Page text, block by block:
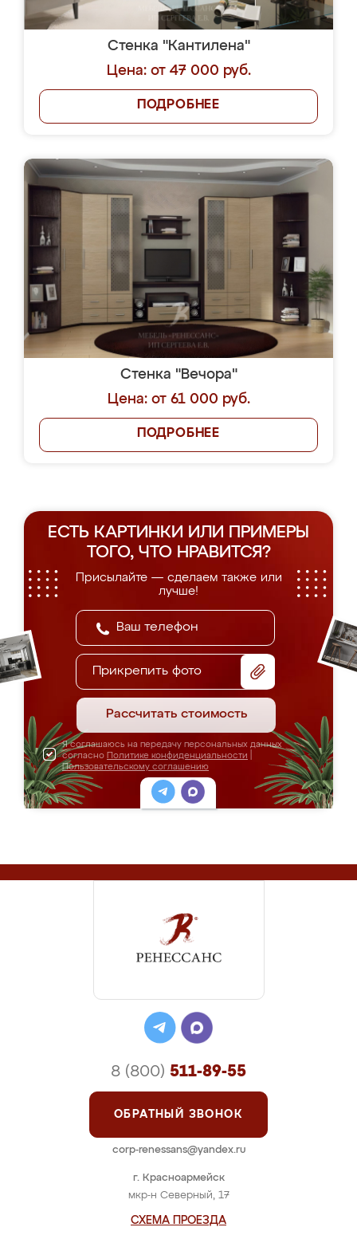
Стенка "Кантилена"
Цена: от 47 000 руб.
ПОДРОБНЕЕ
Стенка "Вечора"
Цена: от 61 000 руб.
ПОДРОБНЕЕ
ЕСТЬ КАРТИНКИ ИЛИ ПРИМЕРЫ
ТОГО, ЧТО НРАВИТСЯ?
Присылайте — сделаем также или
лучше!
Прикрепить фото
Рассчитать стоимость
Я соглашаюсь на передачу персональных данных
согласно Политике конфиденциальности
Пользовательскому соглашению
г. Красноармейск
мкр-н Северный, 17
СХЕМА ПРОЕЗДА
8 (800) 511-89-55
ОБРАТНЫЙ ЗВОНОК
corp-renessans@yandex.ru